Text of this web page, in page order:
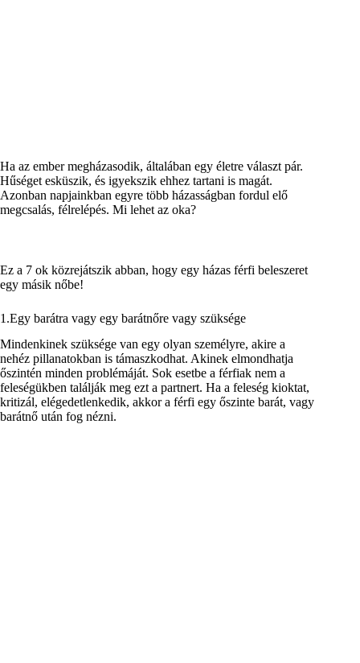
Ha az ember megházasodik, általában egy életre választ pár.
Hűséget esküszik, és igyekszik ehhez tartani is magát.
Azonban napjainkban egyre több házasságban fordul elő
megcsalás, félrelépés. Mi lehet az oka?
Ez a 7 ok közrejátszik abban, hogy egy házas férfi beleszeret
egy másik nőbe!
1.Egy barátra vagy egy barátnőre vagy szüksége
Mindenkinek szüksége van egy olyan személyre, akire a
nehéz pillanatokban is támaszkodhat. Akinek elmondhatja
őszintén minden problémáját. Sok esetbe a férfiak nem a
feleségükben találják meg ezt a partnert. Ha a feleség kioktat,
kritizál, elégedetlenkedik, akkor a férfi egy őszinte barát, vagy
barátnő után fog nézni.